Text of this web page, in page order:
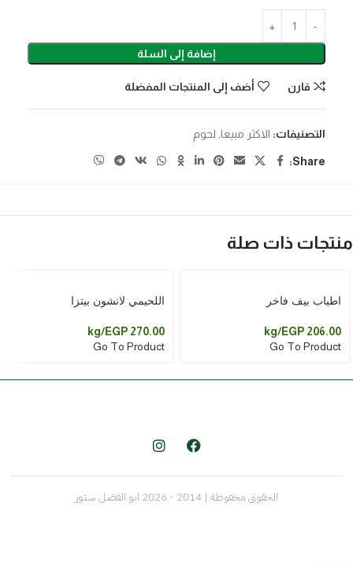
إضافة إلى السلة
قارن أضف إلى المنتجات المفضلة
التصنيفات: الاكثر مبيعا لحوم
Share:
منتجات ذات صلة
اطياب بيف فاخر
EGP 206.00
/kg
Go To Product
اللحيمي لانشون بيتزا
EGP 270.00
/kg
Go To Product
الحقوق محفوظة | 2014 - 2026 ابو الفضل ستور